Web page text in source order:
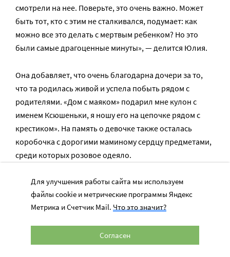
смотрели на нее. Поверьте, это очень важно. Может
быть тот, кто с этим не сталкивался, подумает: как
можно все это делать с мертвым ребенком? Но это
были самые драгоценные минуты», — делится Юлия.
Она добавляет, что очень благодарна дочери за то,
что та родилась живой и успела побыть рядом с
родителями. «Дом с маяком» подарил мне кулон с
именем Ксюшеньки, я ношу его на цепочке рядом с
крестиком». На память о девочке также осталась
коробочка с дорогими маминому сердцу предметами,
среди которых розовое одеяло.
После. «Мы ни на секунду
не пожалели, что
встретились с нашей
Для улучшения работы сайта мы используем
файлы cookie и метрические программы Яндекс
Метрика и Счетчик Mail. Что это значит?
Согласен